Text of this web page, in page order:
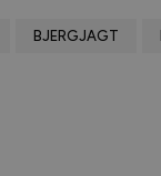
BJERGJAGT